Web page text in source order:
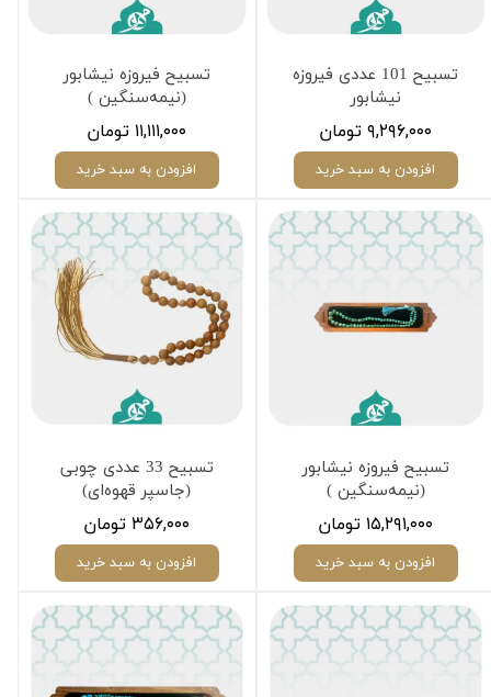
تسبیح 101 عددی فیروزه
نیشابور
۹,۲۹۶,۰۰۰ تومان
افزودن به سبد خرید
تسبیح فیروزه نیشابور
(نیمه‌سنگین )
۱۱,۱۱۱,۰۰۰ تومان
افزودن به سبد خرید
تسبیح فیروزه نیشابور
(نیمه‌سنگین )
۱۵,۲۹۱,۰۰۰ تومان
افزودن به سبد خرید
تسبیح 33 عددی چوبی
(جاسپر قهوه‌ای)
۳۵۶,۰۰۰ تومان
افزودن به سبد خرید